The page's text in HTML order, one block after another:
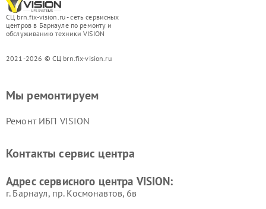
СЦ brn.fix-vision.ru - сеть сервисных
центров в Барнауле по ремонту и
обслуживанию техники VISION
2021-2026 © СЦ brn.fix-vision.ru
Мы ремонтируем
Ремонт ИБП VISION
Контакты сервис центра
Адрес сервисного центра VISION:
г. Барнаул, ​пр. Космонавтов, 6в